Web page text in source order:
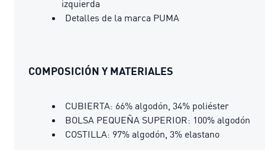
izquierda
Detalles de la marca PUMA
COMPOSICIÓN Y MATERIALES
CUBIERTA: 66% algodón, 34% poliéster
BOLSA PEQUEÑA SUPERIOR: 100% algodón
COSTILLA: 97% algodón, 3% elastano